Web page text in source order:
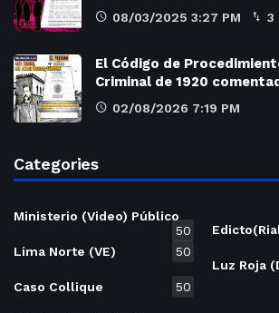
08/03/2025 3:27 PM 3
El Código de
Criminal de 1920
02/08/2026 7:19 PM
Categories
Ministerio (Video) Público
50
Lima Norte (VE)
50
Caso Collique 50
Luz Roja